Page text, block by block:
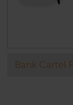
Bank Cartel